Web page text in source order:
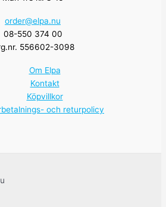
order@elpa.nu
08-550 374 00
556602-3098
Om Elpa
Kontakt
Köpvillkor
och returpolicy